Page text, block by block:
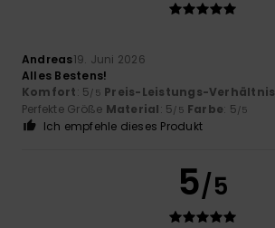
Andreas19. Juni 2026
Alles Bestens!
Komfort: 5/5 Preis-Leistungs-Verhältnis
Perfekte Größe Material: 5/5 Farbe: 5/5
Ich empfehle dieses Produkt
5/5